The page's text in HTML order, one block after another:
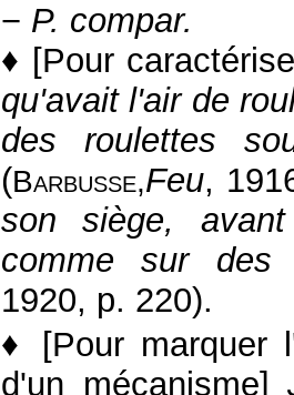
− P. compar.
♦ [Pour
qu'avait l'air de
des roulettes
(Barbusse,Feu,
son siège,
comme sur des
1920, p. 220).
♦
[Pour marquer
d'un mécanisme]